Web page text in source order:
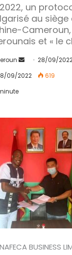
un
au siège
Cameroun,
et « le
n
e
r
u
n
u
r
r
l
28/09/
09/2022
619
BUSINESS